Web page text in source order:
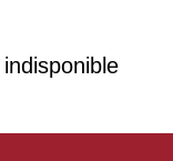
indisponible